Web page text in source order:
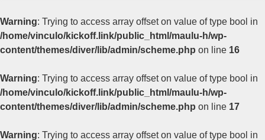
Warning: Trying to access array offset on value of type bool in
/home/vinculo/kickoff.link/public_html/maulu-h/wp-
content/themes/diver/lib/admin/scheme.php on line 16
Warning: Trying to access array offset on value of type bool in
/home/vinculo/kickoff.link/public_html/maulu-h/wp-
content/themes/diver/lib/admin/scheme.php on line 17
Warning: Trying to access array offset on value of type bool in